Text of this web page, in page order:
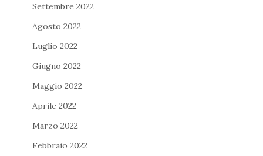
Settembre 2022
Agosto 2022
Luglio 2022
Giugno 2022
Maggio 2022
Aprile 2022
Marzo 2022
Febbraio 2022